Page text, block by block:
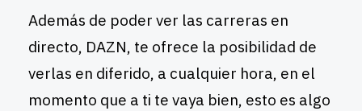
Además de poder ver las carreras en
directo, DAZN, te ofrece la posibilidad de
verlas en diferido, a cualquier hora, en el
momento que a ti te vaya bien, esto es algo